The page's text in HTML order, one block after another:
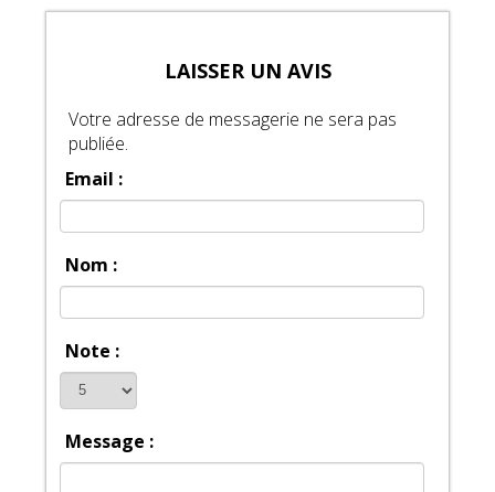
LAISSER UN AVIS
Votre adresse de messagerie ne sera pas
publiée.
Email :
Nom :
Note :
Message :